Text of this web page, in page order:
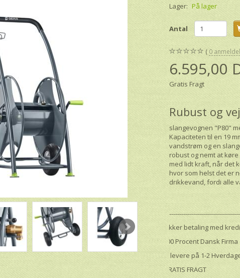
Lager: På lager
Antal
0
6.595,00
Gratis Fragt
Rubust og
slangevognen "P80"
Kapaciteten til en 19
vandstrøm og en
robust og nemt at
med lidt kraft, når det
hvor som helst det er
drikkevand, fordi alle
Sikker betaling med
100 Procent Dansk Firma
Vi levere på 1-2
GRATIS FRAGT